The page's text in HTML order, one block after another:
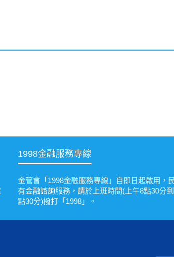
1998金融服務專線
金管會「1998金融服務專線」自即日起啟用，
有金融諮詢服務，請於上班時間(上午8點30分
點30分)撥打「1998」。